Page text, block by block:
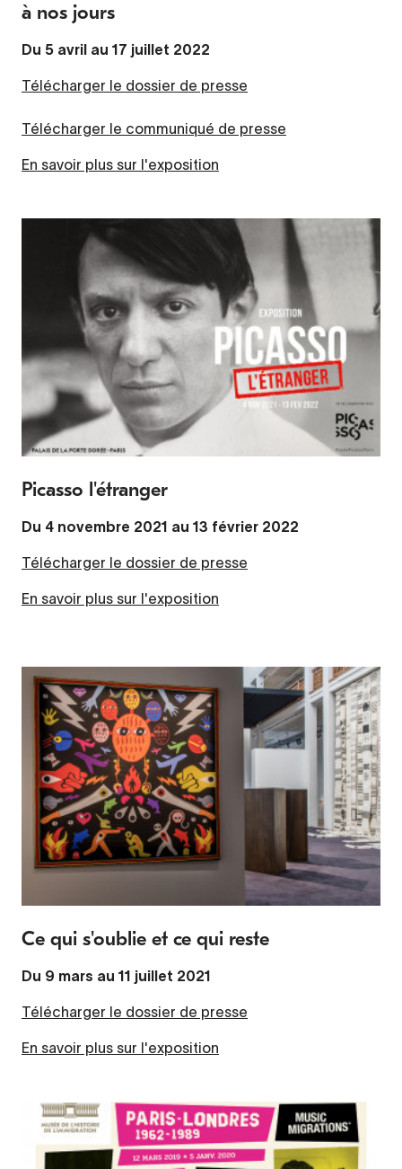
à nos jours
Du 5 avril au 17 juillet 2022
Télécharger le dossier de presse
Télécharger le communiqué de presse
En savoir plus sur l'exposition
Picasso l'étranger
Du 4 novembre 2021 au 13 février 2022
Télécharger le dossier de presse
En savoir plus sur l'exposition
Ce qui s'oublie et ce qui reste
Du 9 mars au 11 juillet 2021
Télécharger le dossier de presse
En savoir plus sur l'exposition